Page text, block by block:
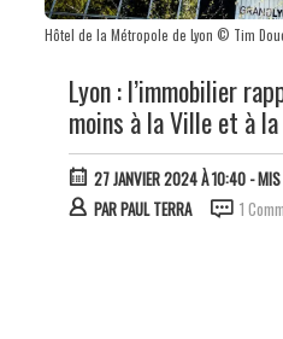
Hôtel de la Métropole de Lyon © Tim
Lyon : l’immobilier
moins à la Ville et à
27 JANVIER 2024 À 10:40- MIS
PARPAUL TERRA 1